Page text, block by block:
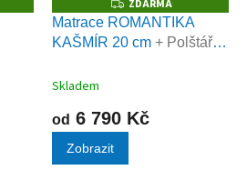
Z
D
A
R
ZDARMA
Matrace ROMANTIKA
KAŠMÍR 20 cm + Polštář
Skladem
od 6 790 Kč
Zobrazit